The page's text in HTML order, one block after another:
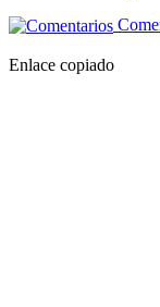
Enlace copiado